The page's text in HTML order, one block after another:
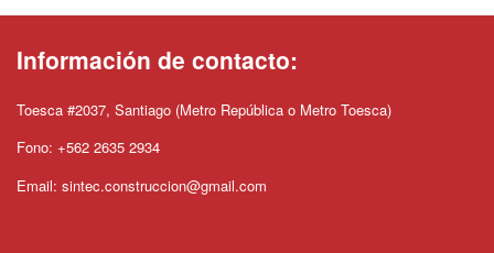
Información de contacto:
Toesca #2037, Santiago (Metro República o Metro Toesca)
Fono: +562 2635 2934
Email: sintec.construccion@gmail.com